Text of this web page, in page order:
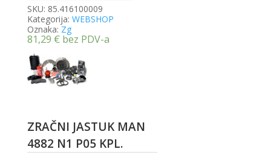
SKU: 85.416100009
Kategorija: WEBSHOP
Oznaka: Zg
81,29 € bez PDV-a
ZRAČNI JASTUK MAN
4882 N1 P05 KPL.